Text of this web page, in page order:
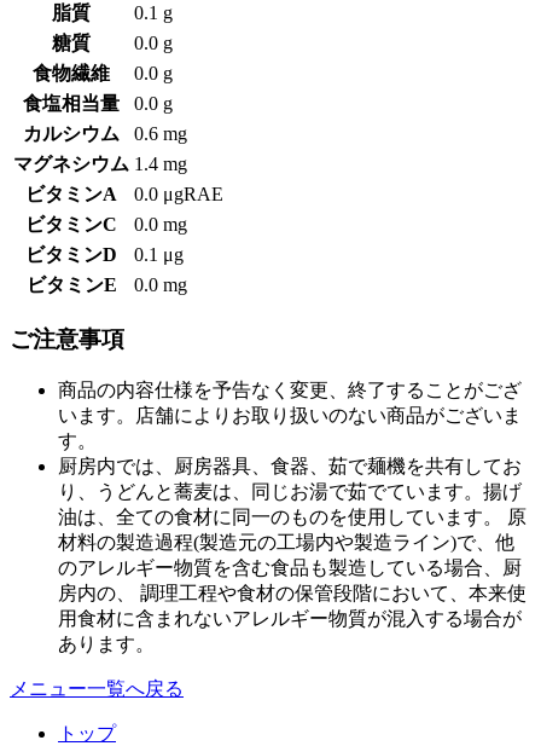
脂質
0.1 g
糖質
0.0 g
食物繊維
0.0 g
食塩相当量
0.0 g
カルシウム
0.6 mg
マグネシウム 1.4 mg
ビタミンA
0.0 μgRAE
ビタミンC
0.0 mg
ビタミンD
0.1 μg
ビタミンE
0.0 mg
ご注意事項
商品の内容仕様を予告なく変更、終了することがござ
います。店舗によりお取り扱いのない商品がございま
す。
厨房内では、厨房器具、食器、茹で麺機を共有してお
り、うどんと蕎麦は、同じお湯で茹でています。揚げ
油は、全ての食材に同一のものを使用しています。 原
材料の製造過程(製造元の工場内や製造ライン)で、他
のアレルギー物質を含む食品も製造している場合、厨
房内の、 調理工程や食材の保管段階において、本来使
用食材に含まれないアレルギー物質が混入する場合が
あります。
メニュー一覧へ戻る
トップ